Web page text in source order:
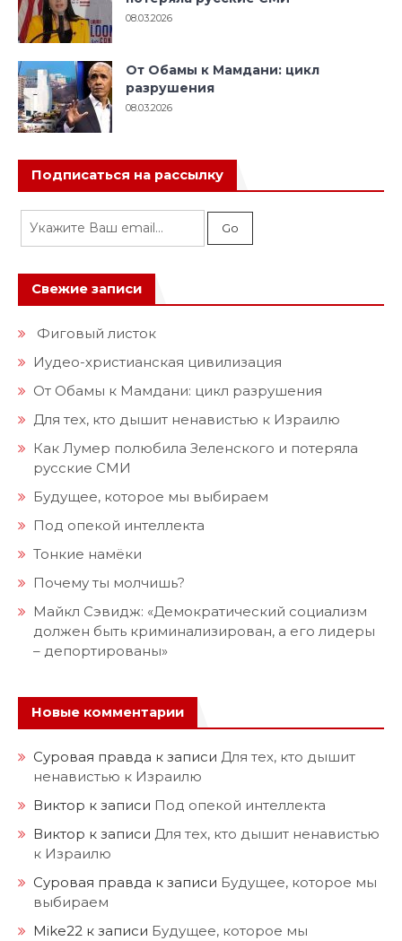
08.03.2026
От Обамы к Мамдани: цикл
разрушения
08.03.2026
Подписаться на рассылку
Свежие записи
Фиговый листок
Иудео-христианская цивилизация
От Обамы к Мамдани: цикл разрушения
Для тех, кто дышит ненавистью к Израилю
Как Лумер полюбила Зеленского и потеряла
русские СМИ
Будущее, которое мы выбираем
Под опекой интеллекта
Тонкие намёки
Почему ты молчишь?
Майкл Сэвидж: «Демократический социализм
должен быть криминализирован, а его лидеры
– депортированы»
Новые комментарии
Суровая правда к записи Для тех, кто дышит
ненавистью к Израилю
Виктор к записи Под опекой интеллекта
Виктор к записи Для тех, кто дышит ненавистью
к Израилю
Суровая правда к записи Будущее, которое мы
выбираем
Mike22 к записи Будущее, которое мы